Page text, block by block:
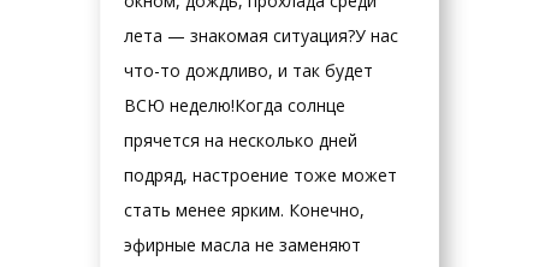
лета — знакомая ситуация?У нас
что-то дождливо, и так будет
ВСЮ неделю!Когда солнце
прячется на несколько дней
подряд, настроение тоже может
стать менее ярким. Конечно,
эфирные масла не заменяют